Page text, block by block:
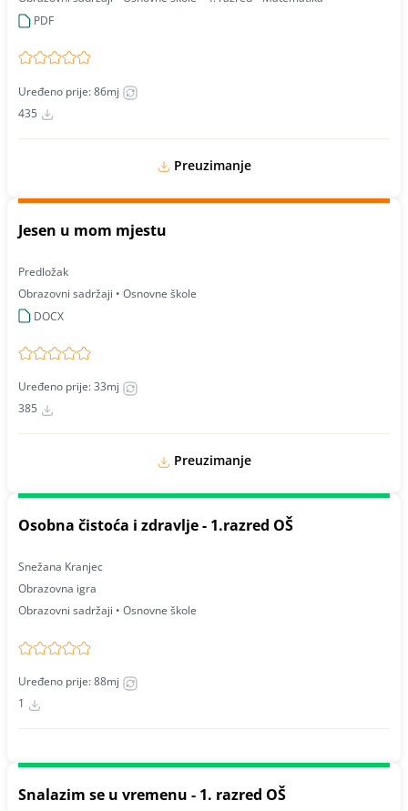
PDF
Uređeno prije: 86mj
435
Preuzimanje
Jesen u mom mjestu
Predložak
Obrazovni sadržaji • Osnovne škole
DOCX
Uređeno prije: 33mj
385
Preuzimanje
Osobna čistoća i zdravlje - 1.razred OŠ
Snežana Kranjec
Obrazovna igra
Obrazovni sadržaji • Osnovne škole
Uređeno prije: 88mj
1
Snalazim se u vremenu - 1. razred OŠ